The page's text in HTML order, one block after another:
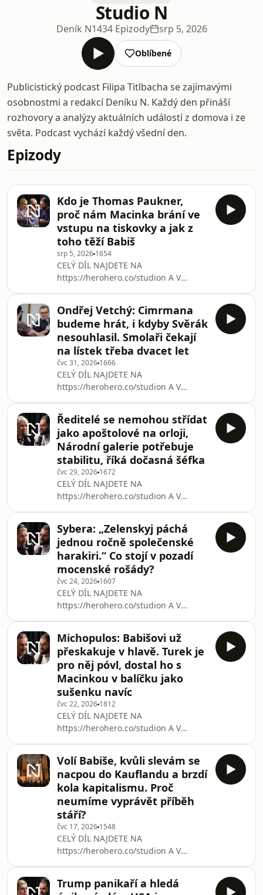
Studio N
Deník N1434 Epizody srp 5, 2026
Oblíbené
Publicistický podcast Filipa Titlbacha se zajímavými
osobnostmi a redakcí Deníku N. Každý den přináší
rozhovory a analýzy aktuálních událostí z domova i ze
světa. Podcast vychází každý všední den.
Epizody
Kdo je Thomas Paukner,
proč nám Macinka brání ve
vstupu na tiskovky a jak z
toho těží Babiš
srp 5, 2026 1654
CELÝ DÍL NAJDETE NA
https://herohero.co/studion A V
studio-n/ „Petr Macinka se nám snaží
mstít za to, co píšeme, a chce se
vyhnout odpovědím na otázky, které
mu chceme klást. Takhle prosté to je,“
reaguje na zákaz vstupu na tiskovou
konferenci ministerstva zahraničí
šéfredaktor Deníku N Pavel Tomášek.
„Nesmíme se nechat rozrušovat šum
Ondřej Vetchý: Cimrmana
budeme hrát, i kdyby Svěrák
nesouhlasil. Smolaři čekají
na lístek třeba dvacet let
čvc 31, 2026 1666
CELÝ DÍL NAJDETE NA
https://herohero.co/studion A V
DENÍKU N https://denikn.cz/podcast-
studio-n/ „Cimrmani umírají, ale
muzeum se z toho nestane. Je to živý
organismus,“ říká ve Studiu N live
herec Ondřej Vetchý, který je
přesvědčený, že legendární divadlo
nesmí skončit jen proto, že jeho
zakladatelé stárnou. V rozhovoru
otevřeně mluví o tom, proč je pro něj
důležitějš
Ředitelé se nemohou střídat
jako apoštolové na orloji,
Národní galerie potřebuje
stabilitu, říká dočasná šéfka
čvc 29, 2026 1672
CELÝ DÍL NAJDETE NA
https://herohero.co/studion A V
studio-n/ Národní galerie vstupuje do
svého 230. roku existence ve složité
situaci. Po odvolání bývalé ředitelky
má provizorní vedení, ministr kultury
Oto Klempíř zrušil už vypsané
výběrové řízení na nového šéfa
a odbory varují před chronickým
podfinancováním i chaosem kolem
řízení i
Sybera: „Zelenskyj páchá
jednou ročně společenské
harakiri.“ Co stojí v pozadí
mocenské rošády?
čvc 24, 2026 1607
CELÝ DÍL NAJDETE NA
https://herohero.co/studion A V
studio-n/ Ukrajinský prezident
Volodymyr Zelenskyj výrazně
přeskupil mocenské poměry v zemi
i armádě. Prosadil rozsáhlou obměnu
vlády, sesadil oblíbeného ministra
obrany a jmenoval nového vrchního
velitele armády. „Prezident tím v očích
veřejnosti hodně utrpěl,“ říká ve
Studiu N anal
Michopulos: Babišovi už
přeskakuje v hlavě. Turek je
pro něj póvl, dostal ho s
Macinkou v balíčku jako
sušenku navíc
čvc 22, 2026 1812
CELÝ DÍL NAJDETE NA
https://herohero.co/studion A V
studio-n/ „Jediné, co Motoristům
zbylo, je svatá válka s Hradem. Mají to
úplně stejně jako Národní obec
fašistická ve třicátých letech. Nic
neměli, tak bojovali proti Masarykovi,“
říká ve Studiu N Petros Michopulos
z podcastu Kecy a politika. „Přežili
jsme Věci veřejné? Přežili. Přež
Volí Babiše, kvůli slevám se
nacpou do Kauflandu a brzdí
kola kapitalismu. Proč
neumíme vyprávět příběh
stáří?
čvc 17, 2026 1548
CELÝ DÍL NAJDETE NA
https://herohero.co/studion A V
studio-n/ Každý pátý senior v Česku
Trump panikaří a hledá